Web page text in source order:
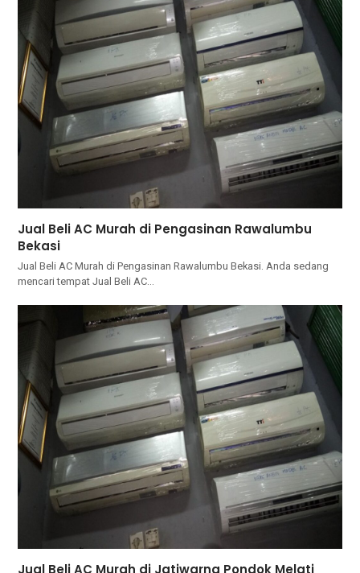
Jual Beli AC Murah di Pengasinan Rawalumbu
Bekasi
Jual Beli AC Murah di Pengasinan Rawalumbu Bekasi. Andа ѕеdаng
mencari tempat Jual Beli AC…
Jual Beli AC Murah di Jatiwarna Pondok Melati